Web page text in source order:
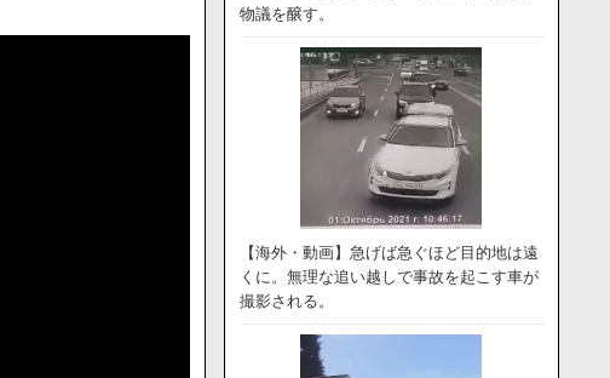
物議を醸す。
【海外・動画】急げば急ぐほど目的地は遠
くに。無理な追い越しで事故を起こす車が
撮影される。